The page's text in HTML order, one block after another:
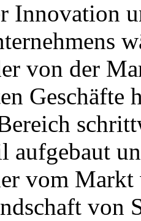
Innovation
von der
Geschäfte
aufgebaut
vom
von